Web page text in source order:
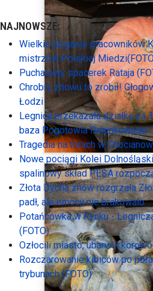
NAJNOWSZE:
Wielkie ściganie pracowników
mistrzów Polskiej
Pucharowy spacerek Rataja
Chrobry znowu to zrobił!
Łodzi
Legnica przekazała działkę za
baza Pogotowia Ratunkowego
Tragedia na torach w
Nowe pociągi Kolei
spalinowy skład PESA
Złota Dycha znów rozgrzała
padł, ale emocji nie brakowało
Potańcówka w Rynku -
(FOTO)
Ozłocili miasto, ubarwili
Rozczarowanie kibiców po
trybunach (FOTO)